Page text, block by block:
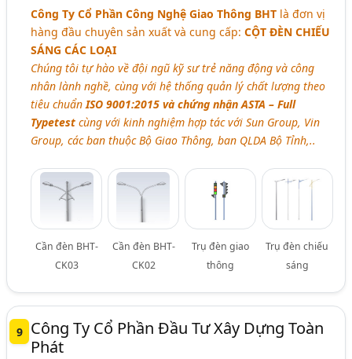
Công Ty Cổ Phần Công Nghệ Giao Thông BHT là đơn vị
hàng đầu chuyên sản xuất và cung cấp:CỘT ĐÈN CHIẾU
SÁNG CÁC LOẠI
Chúng tôi tự hào về đội ngũ kỹ sư trẻ năng động và công
nhân lành nghề, cùng với hệ thống quản lý chất lượng theo
tiêu chuẩnISO 9001:2015 và chứng nhận ASTA – Full
Typetest cùng với kinh nghiệm hợp tác với Sun Group, Vin
Group, các ban thuộc Bộ Giao Thông, ban QLDA Bộ Tỉnh,..
Cần đèn BHT-
CK03
Cần đèn BHT-
CK02
Trụ đèn giao
thông
Trụ đèn chiếu
sáng
9
Công Ty Cổ Phần Đầu Tư Xây Dựng Toàn
Phát